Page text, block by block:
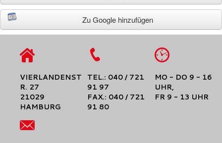
Zu Google hinzufügen
VIERLANDENST
R. 27
21029
HAMBURG
TEL.: 040 / 721
91 97
FAX.: 040 / 721
91 80
MO - DO 9 - 16
UHR,
FR 9 - 13 UHR